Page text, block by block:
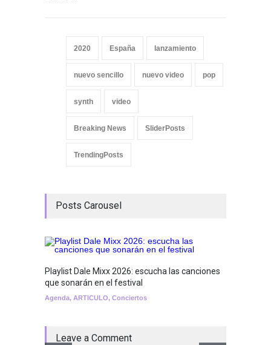
2020 España lanzamiento
nuevo sencillo nuevo video pop
synth video
Breaking News SliderPosts
TrendingPosts
Posts Carousel
Playlist Dale Mixx 2026: escucha las canciones
que sonarán en el festival
Agenda, ARTICULO, Conciertos
Leave a Comment